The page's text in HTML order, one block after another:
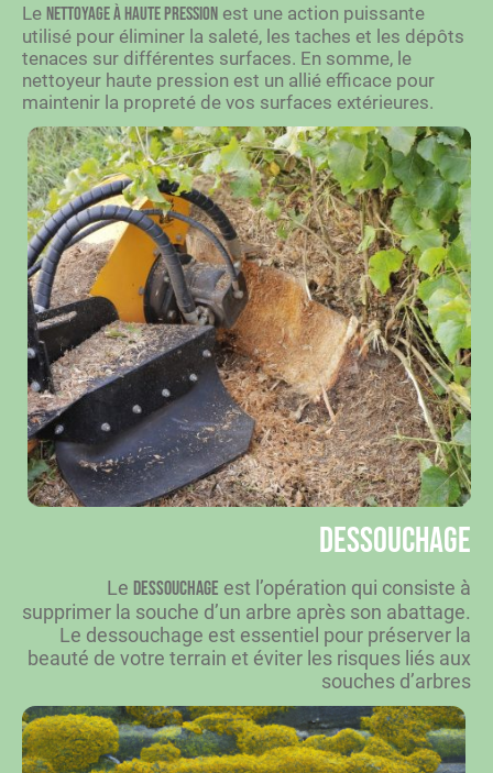
Le nettoyage à haute pression est une action puissante
utilisé pour éliminer la saleté, les taches et les dépôts
tenaces sur différentes surfaces. En somme, le
nettoyeur haute pression est un allié efficace pour
maintenir la propreté de vos surfaces extérieures.
Dessouchage
Le dessouchage est l’opération qui consiste à
supprimer la souche d’un arbre après son abattage.
Le dessouchage est essentiel pour préserver la
beauté de votre terrain et éviter les risques liés aux
souches d’arbres